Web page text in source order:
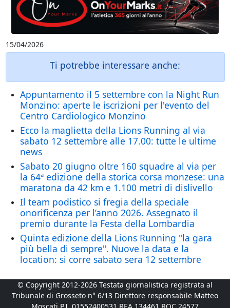
15/04/2026
Ti potrebbe interessare anche:
Appuntamento il 5 settembre con la Night Run
Monzino: aperte le iscrizioni per l'evento del
Centro Cardiologico Monzino
Ecco la maglietta della Lions Running al via
sabato 12 settembre alle 17.00: tutte le ultime
news
Sabato 20 giugno oltre 160 squadre al via per
la 64ª edizione della storica corsa monzese: una
maratona da 42 km e 1.100 metri di dislivello
Il team podistico si fregia della speciale
onorificenza per l’anno 2026. Assegnato il
premio durante la Festa della Lombardia
Quinta edizione della Lions Running "la gara
più bella di sempre". Nuove la data e la
location: si corre sabato sera 12 settembre
© Copyright 2012-2026 Testata giornalistica registrata al
Tribunale di Grosseto n° 6/13 Direttore responsabile Matteo